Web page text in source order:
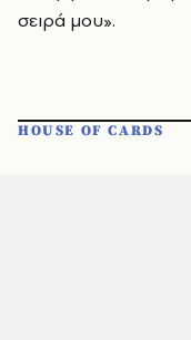
σειρά μου».
HOUSE OF CARDS